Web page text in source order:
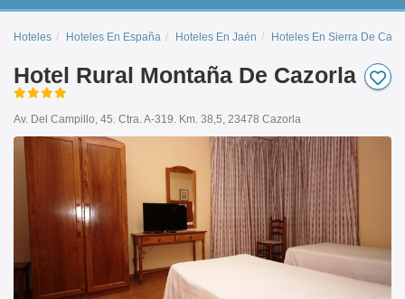
Hoteles Hoteles En España Hoteles En Jaén Hoteles En Sierra De
Hotel Rural Montaña De Cazorla
Av. Del Campillo, 45. Ctra. A-319. Km. 38,5, 23478 Cazorla